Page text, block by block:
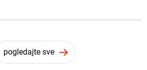
pogledajte sve